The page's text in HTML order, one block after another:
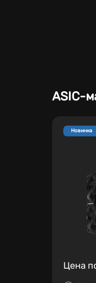
ASIC-
Новинка
Цена